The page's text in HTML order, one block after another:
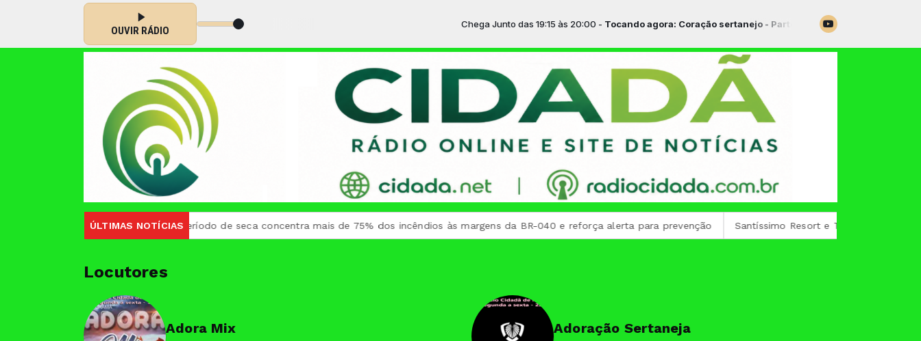
OUVIR RÁDIO
Tocando agora: Coração sertanejo - Parte 3 Chega Junto das 19:15 às 20:00 -Tocando agora: Coração sertanejo - Parte 3
ÚLTIMAS NOTÍCIAS
semestre de 2026 Período de seca concentra mais de 75% dos incêndios às margens da BR-040 e reforça alerta para prevenção Santíssimo Resort e Trul Hotéis firmamparceria
Locutores
Adora Mix Adoração Sertaneja